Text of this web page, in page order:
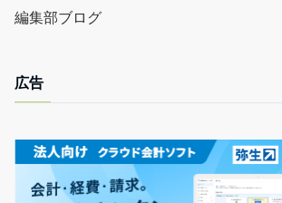
編集部ブログ
広告